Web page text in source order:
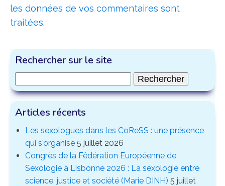
les données de vos commentaires sont
traitées.
Rechercher sur le site
Articles récents
Les sexologues dans les CoReSS : une présence
qui s'organise 5 juillet 2026
Congrès de la Fédération Européenne de
Sexologie à Lisbonne 2026 : La sexologie entre
science, justice et société (Marie DINH) 5 juillet